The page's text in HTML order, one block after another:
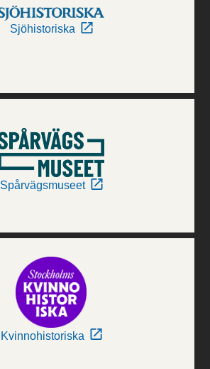
Sjöhistoriska
Spårvägsmuseet
Kvinnohistoriska